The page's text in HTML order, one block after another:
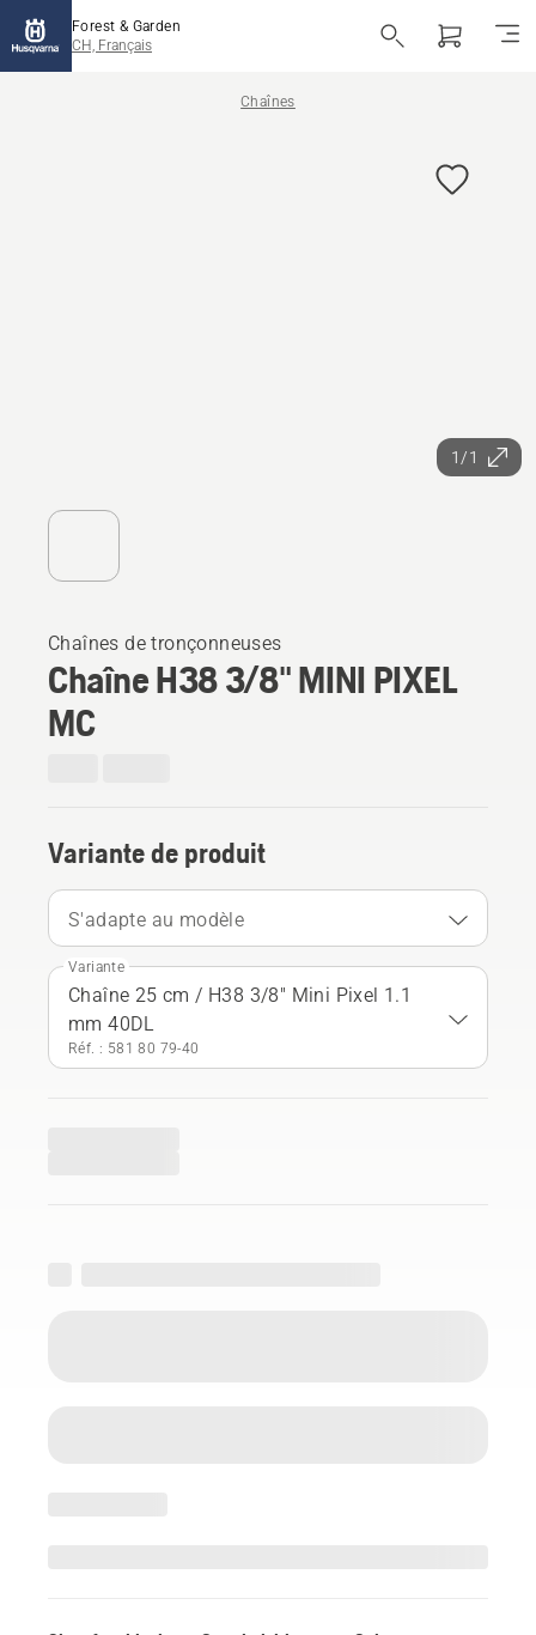
Forest & Garden
CH, Français
Chaînes
1/1
Chaînes de tronçonneuses
Chaîne H38 3/8" MINI PIXEL
MC
Variante de produit
S'adapte au modèle
Variante
Chaîne 25 cm / H38 3/8" Mini Pixel 1.1
mm 40DL
Réf. : 581 80 79‑40